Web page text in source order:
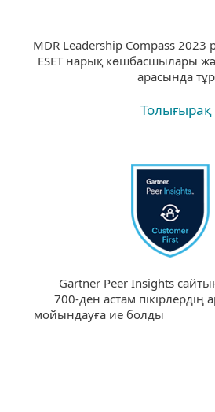
MDR Leadership Compass
ESET нарық көшбасшылары
арасында тұр
Толығырақ
Gartner Peer Insights
700-ден астам пікірлердің
мойындауға ие болды